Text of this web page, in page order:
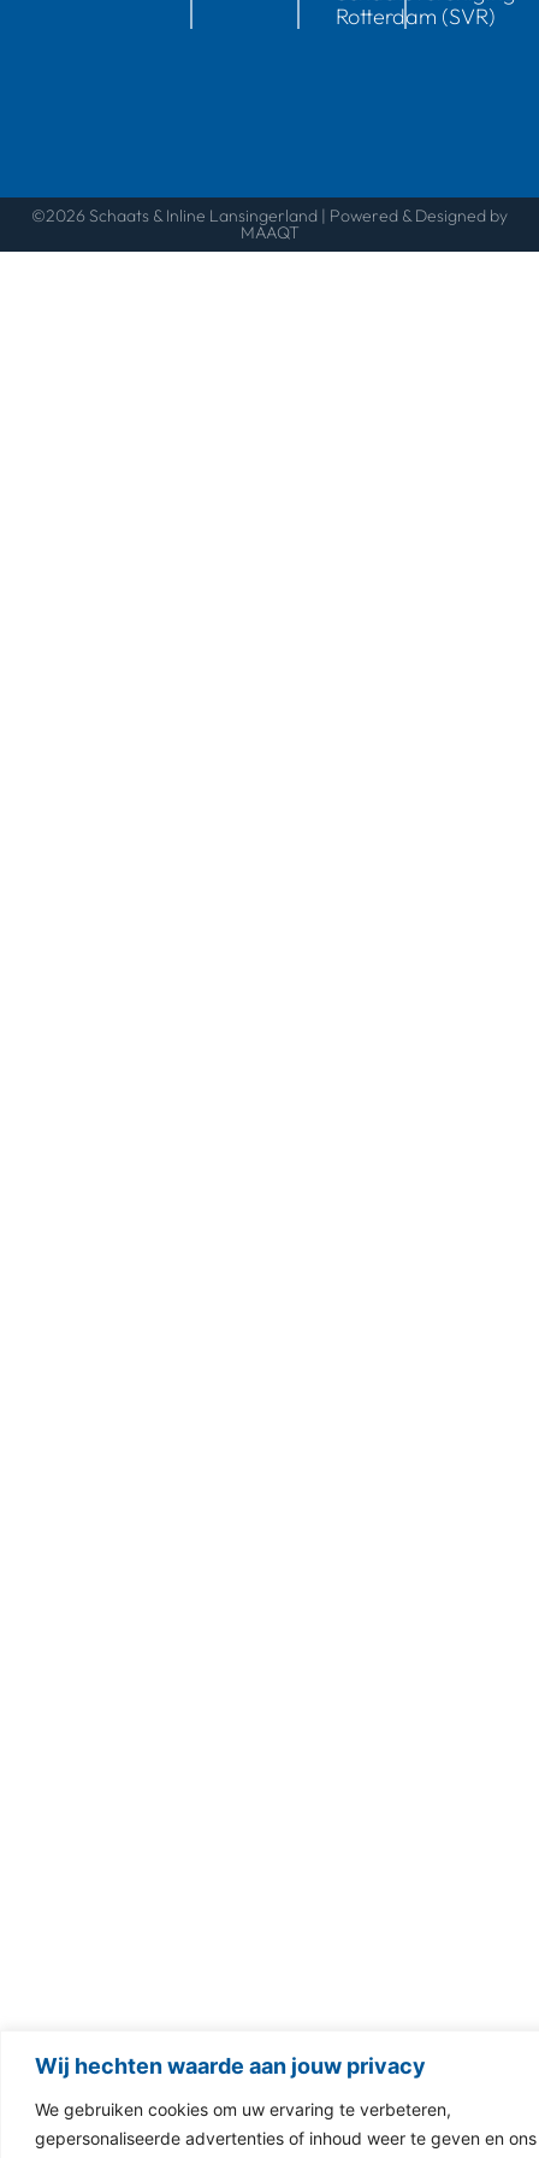
Wij hechten waarde aan jouw privacy
We gebruiken cookies om uw ervaring te verbeteren,
gepersonaliseerde advertenties of inhoud weer te geven en ons
Rotterdam (SVR)
©2026 Schaats & Inline Lansingerland | Powered & Designed by
MAAQT